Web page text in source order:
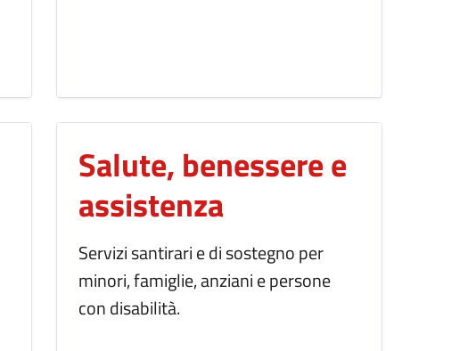
Salute, benessere e
assistenza
Servizi santirari e di sostegno per
minori, famiglie, anziani e persone
con disabilità.